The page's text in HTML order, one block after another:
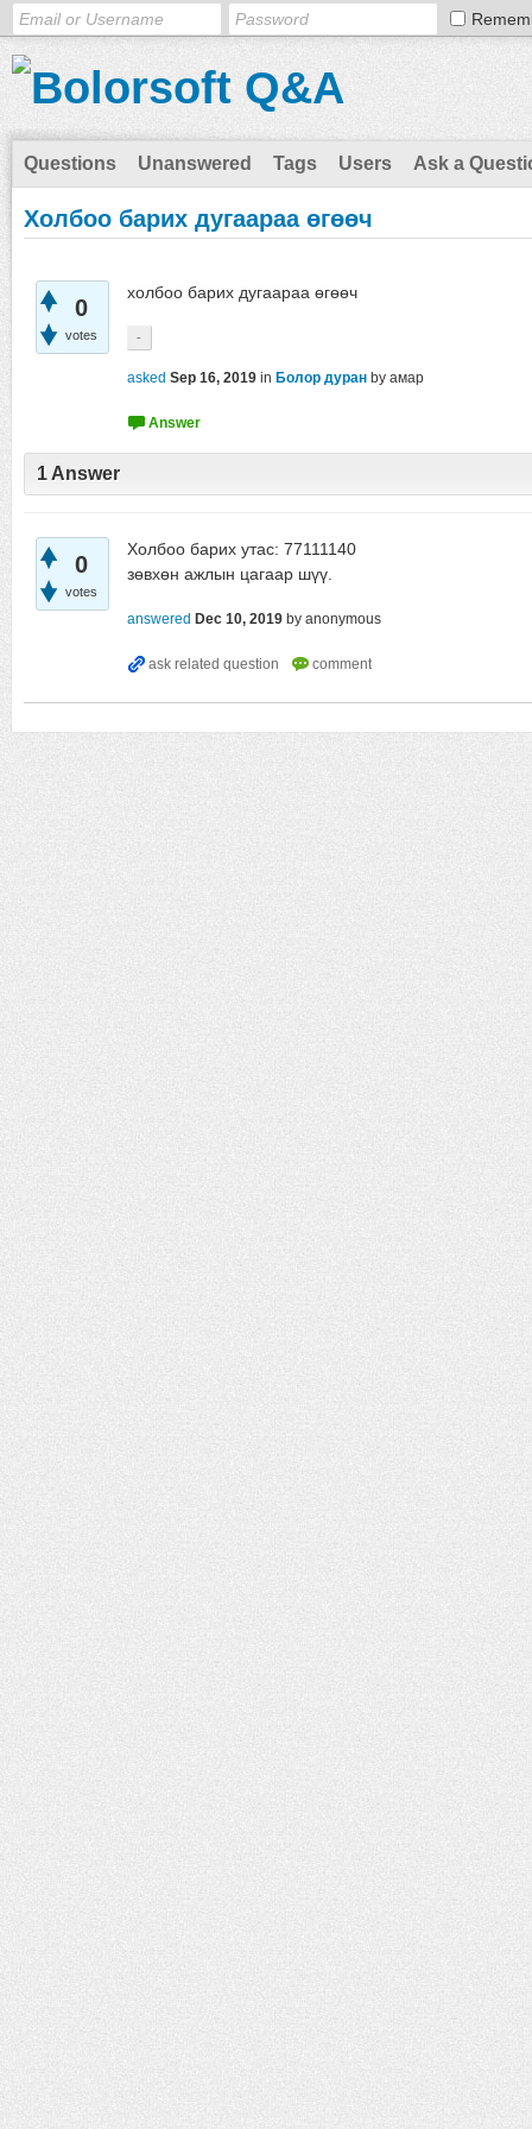
Questions Unanswered Tags Users Ask a
Холбоо барих дугаараа өгөөч
0
votes
холбоо барих дугаараа өгөөч
-
asked Sep 16, 2019 in Болор дуран by амар
1 Answer
0
votes
Холбоо барих утас: 77111140
зөвхөн ажлын цагаар шүү.
answered Dec 10, 2019 by anonymous